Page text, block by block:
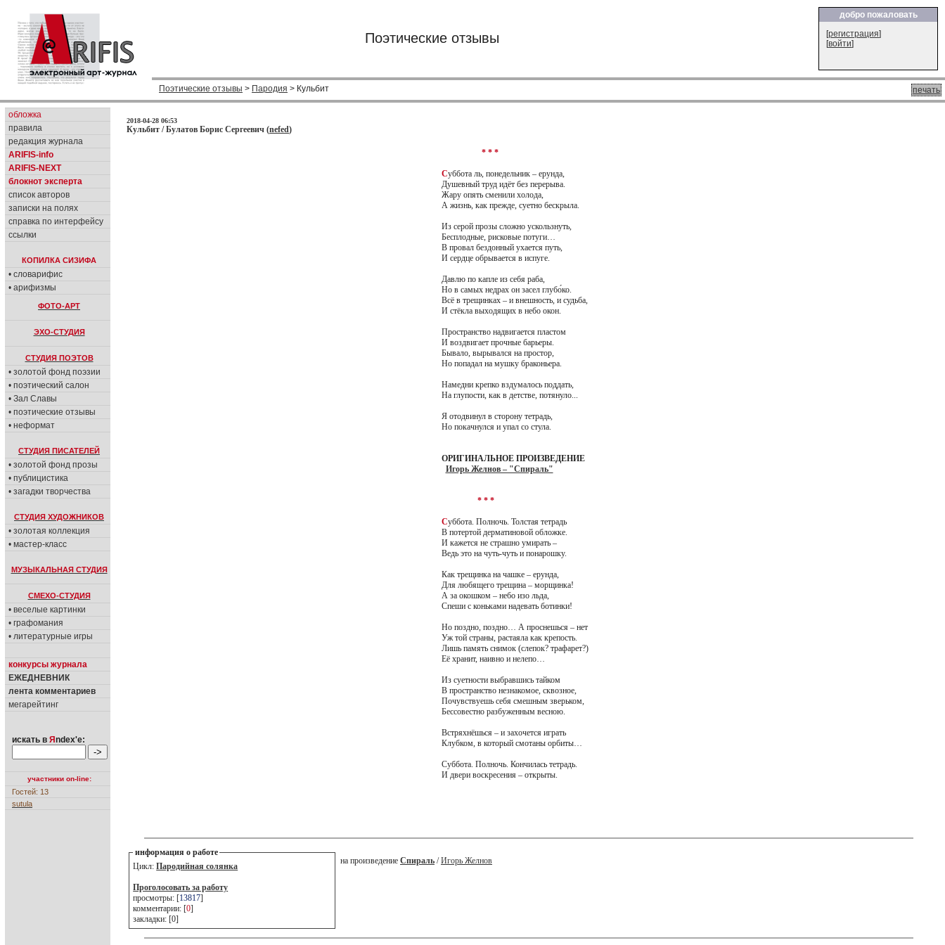
Поэтические отзывы
добро пожаловать
[регистрация]
[войти]
печать
Поэтические отзывы > Пародия > Кульбит
обложка
правила
редакция журнала
ARIFIS-info
ARIFIS-NEXT
блокнот эксперта
список авторов
записки на полях
справка по интерфейсу
ссылки
КОПИЛКА СИЗИФА
• словарифис
• арифизмы
ФОТО-АРТ
ЭХО-СТУДИЯ
СТУДИЯ ПОЭТОВ
• золотой фонд поэзии
• поэтический салон
• Зал Славы
• поэтические отзывы
• неформат
СТУДИЯ ПИСАТЕЛЕЙ
• золотой фонд прозы
• публицистика
• загадки творчества
СТУДИЯ ХУДОЖНИКОВ
• золотая коллекция
• мастер-класс
МУЗЫКАЛЬНАЯ СТУДИЯ
СМЕХО-СТУДИЯ
• веселые картинки
• графомания
• литературные игры
конкурсы журнала
ЕЖЕДНЕВНИК
лента комментариев
мегарейтинг
искать в Я ndex'е:
участники on-line:
Гостей: 13
sutula
2018-04-28 06:53
Кульбит / Булатов Борис Сергеевич (nefed)
* * *
Cуббота ль, понедельник – ерунда,
Душевный труд идёт без перерыва.
Жару опять сменили холода,
А жизнь, как прежде, суетно бескрыла.
Из серой прозы сложно ускользнуть,
Бесплодные, рисковые потуги…
В провал бездонный ухается путь,
И сердце обрывается в испуге.
Давлю по капле из себя раба,
Но в самых недрах он засел глубо́ко.
Всё в трещинках – и внешность, и судьба,
И стёкла выходящих в небо окон.
Пространство надвигается пластом
И воздвигает прочные барьеры.
Бывало, вырывался на простор,
Но попадал на мушку браконьера.
Намедни крепко вздумалось поддать,
На глупости, как в детстве, потянуло...
Я отодвинул в сторону тетрадь,
Но покачнулся и упал со стула.
ОРИГИНАЛЬНОЕ ПРОИЗВЕДЕНИЕ
Игорь Желнов – "Спираль"
* * *
Суббота. Полночь. Толстая тетрадь
В потертой дерматиновой обложке.
И кажется не страшно умирать –
Ведь это на чуть-чуть и понарошку.
Как трещинка на чашке – ерунда,
Для любящего трещина – морщинка!
А за окошком – небо изо льда,
Спеши с коньками надевать ботинки!
Но поздно, поздно… А проснешься – нет
Уж той страны, растаяла как крепость.
Лишь память снимок (слепок? трафарет?)
Её хранит, наивно и нелепо…
Из суетности выбравшись тайком
В пространство незнакомое, сквозное,
Почувствуешь себя смешным зверьком,
Бессовестно разбуженным весною.
Встряхнёшься – и захочется играть
Клубком, в который смотаны орбиты…
Суббота. Полночь. Кончилась тетрадь.
И двери воскресения – открыты.
информация о работе
Цикл:Пародийная солянка
Проголосовать за работу
просмотры: [13817]
комментарии: [0]
закладки: [0]
на произведение Спираль /Игорь Желнов